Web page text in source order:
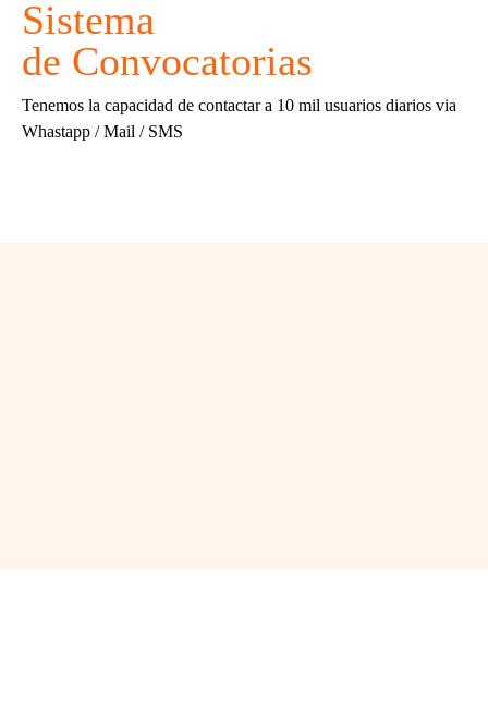
Sistema
de Convocatorias
Tenemos la capacidad de contactar a 10 mil usuarios diarios via
Whastapp / Mail / SMS